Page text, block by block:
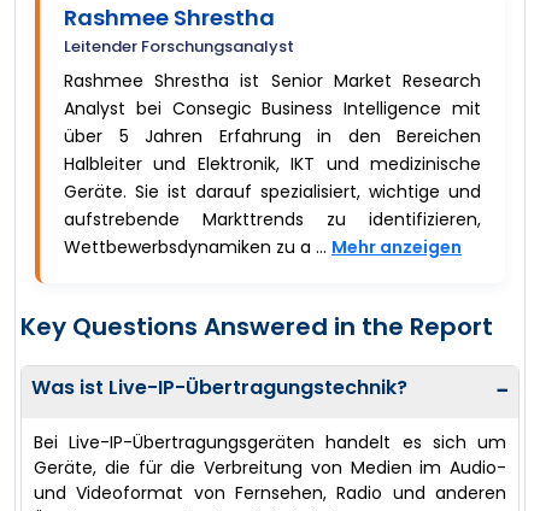
Rashmee Shrestha
Leitender Forschungsanalyst
Rashmee Shrestha ist Senior Market Research
Analyst bei Consegic Business Intelligence mit
über 5 Jahren Erfahrung in den Bereichen
Halbleiter und Elektronik, IKT und medizinische
Geräte. Sie ist darauf spezialisiert, wichtige und
aufstrebende Markttrends zu identifizieren,
Wettbewerbsdynamiken zu a ... Mehr anzeigen
Key Questions Answered in the Report
Was ist Live-IP-Übertragungstechnik? −
Bei Live-IP-Übertragungsgeräten handelt es sich um
Geräte, die für die Verbreitung von Medien im Audio-
und Videoformat von Fernsehen, Radio und anderen